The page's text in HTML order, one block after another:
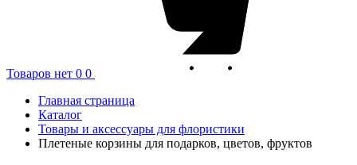
Товаров нет 0 0
Главная страница
Каталог
Товары и аксессуары для флористики
Плетеные корзины для подарков, цветов, фруктов